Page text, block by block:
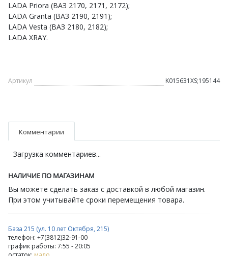
LADA Priora (ВАЗ 2170, 2171, 2172);
LADA Granta (ВАЗ 2190, 2191);
LADA Vesta (ВАЗ 2180, 2182);
LADA XRAY.
Артикул K015631XS;195144
Комментарии
Загрузка комментариев...
НАЛИЧИЕ ПО МАГАЗИНАМ
Вы можете сделать заказ с доставкой в любой магазин.
При этом учитывайте сроки перемещения товара.
База 215 (ул. 10 лет Октября, 215)
телефон: +7(3812)32-91-00
график работы: 7:55 - 20:05